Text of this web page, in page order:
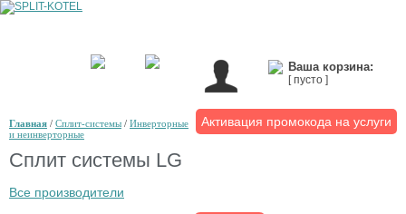
Ваша корзина:
[ пусто ]
Активация промокода на услуги
Главная / Сплит-системы / Инверторные
и неинверторные
Сплит системы LG
Все производители